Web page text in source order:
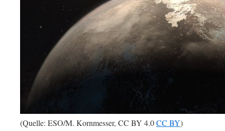
(Quelle: ESO/M. Kornmesser, CC BY 4.0CC BY)